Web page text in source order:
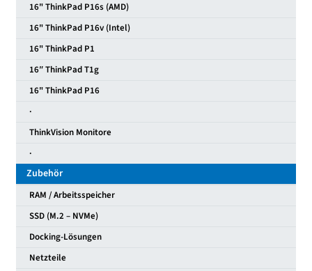
16" ThinkPad P16s (AMD)
16" ThinkPad P16v (Intel)
16" ThinkPad P1
16″ ThinkPad T1g
16" ThinkPad P16
·
ThinkVision Monitore
·
Zubehör
RAM / Arbeitsspeicher
SSD (M.2 – NVMe)
Docking-Lösungen
Netzteile